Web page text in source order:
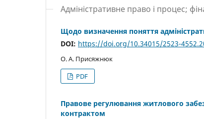
Адміністративне право і процес;
Щодо визначення поняття
DOI: https://doi.org/10.34015/2523-
О. А. Присяжнюк
PDF
Правове регулювання житлового
контрактом